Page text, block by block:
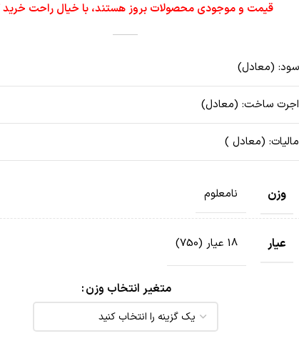
قیمت و موجودی محصولات بروز هستند، با خیال راحت خرید
سود: (معادل)
اجرت ساخت: (معادل)
مالیات: (معادل )
وزن نامعلوم
عیار 18 عیار (750)
متغیر انتخاب وزن